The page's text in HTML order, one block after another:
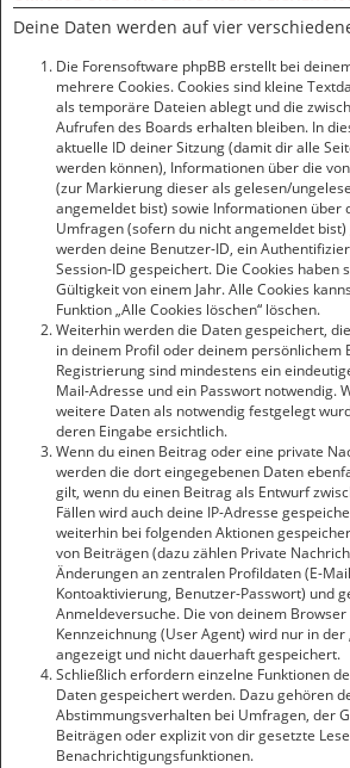
Deine Daten werden auf vier
Die Forensoftware phpBB erstellt bei
mehrere Cookies. Cookies sind kleine
als temporäre Dateien ablegt und die
Aufrufen des Boards erhalten bleiben. In
aktuelle ID deiner Sitzung (damit dir alle
werden können), Informationen über die
(zur Markierung dieser als gelesen/
angemeldet bist) sowie Informationen über
Umfragen (sofern du nicht angemeldet
werden deine Benutzer-ID, ein
Session-ID gespeichert. Die Cookies haben
Gültigkeit von einem Jahr. Alle Cookies
Funktion „Alle Cookies löschen“ löschen.
Weiterhin werden die Daten gespeichert,
in deinem Profil oder deinem persönlichem
Registrierung sind mindestens ein
Mail-Adresse und ein Passwort notwendig.
weitere Daten als notwendig festgelegt
deren Eingabe ersichtlich.
Wenn du einen Beitrag oder eine private
werden die dort eingegebenen Daten
gilt, wenn du einen Beitrag als Entwurf
Fällen wird auch deine IP-Adresse
weiterhin bei folgenden Aktionen
von Beiträgen (dazu zählen Private
Änderungen an zentralen Profildaten (E-
Kontoaktivierung, Benutzer-Passwort) und
Anmeldeversuche. Die von deinem
Kennzeichnung (User Agent) wird nur in der
angezeigt und nicht dauerhaft gespeichert.
Schließlich erfordern einzelne Funktionen
Daten gespeichert werden. Dazu gehören
Abstimmungsverhalten bei Umfragen, der
Beiträgen oder explizit von dir gesetzte
Benachrichtigungsfunktionen.